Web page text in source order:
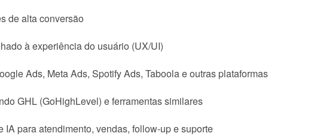
de alta conversão
à experiência do usuário (UX/UI)
Ads, Meta Ads, Spotify Ads, Taboola e outras plataformas
GHL (GoHighLevel) e ferramentas similares
IA para atendimento, vendas, follow-up e suporte